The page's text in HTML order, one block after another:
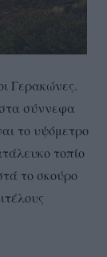
Γερακώνες.
σύννεφα
το υψόμετρο
τοπίο
το σκούρο